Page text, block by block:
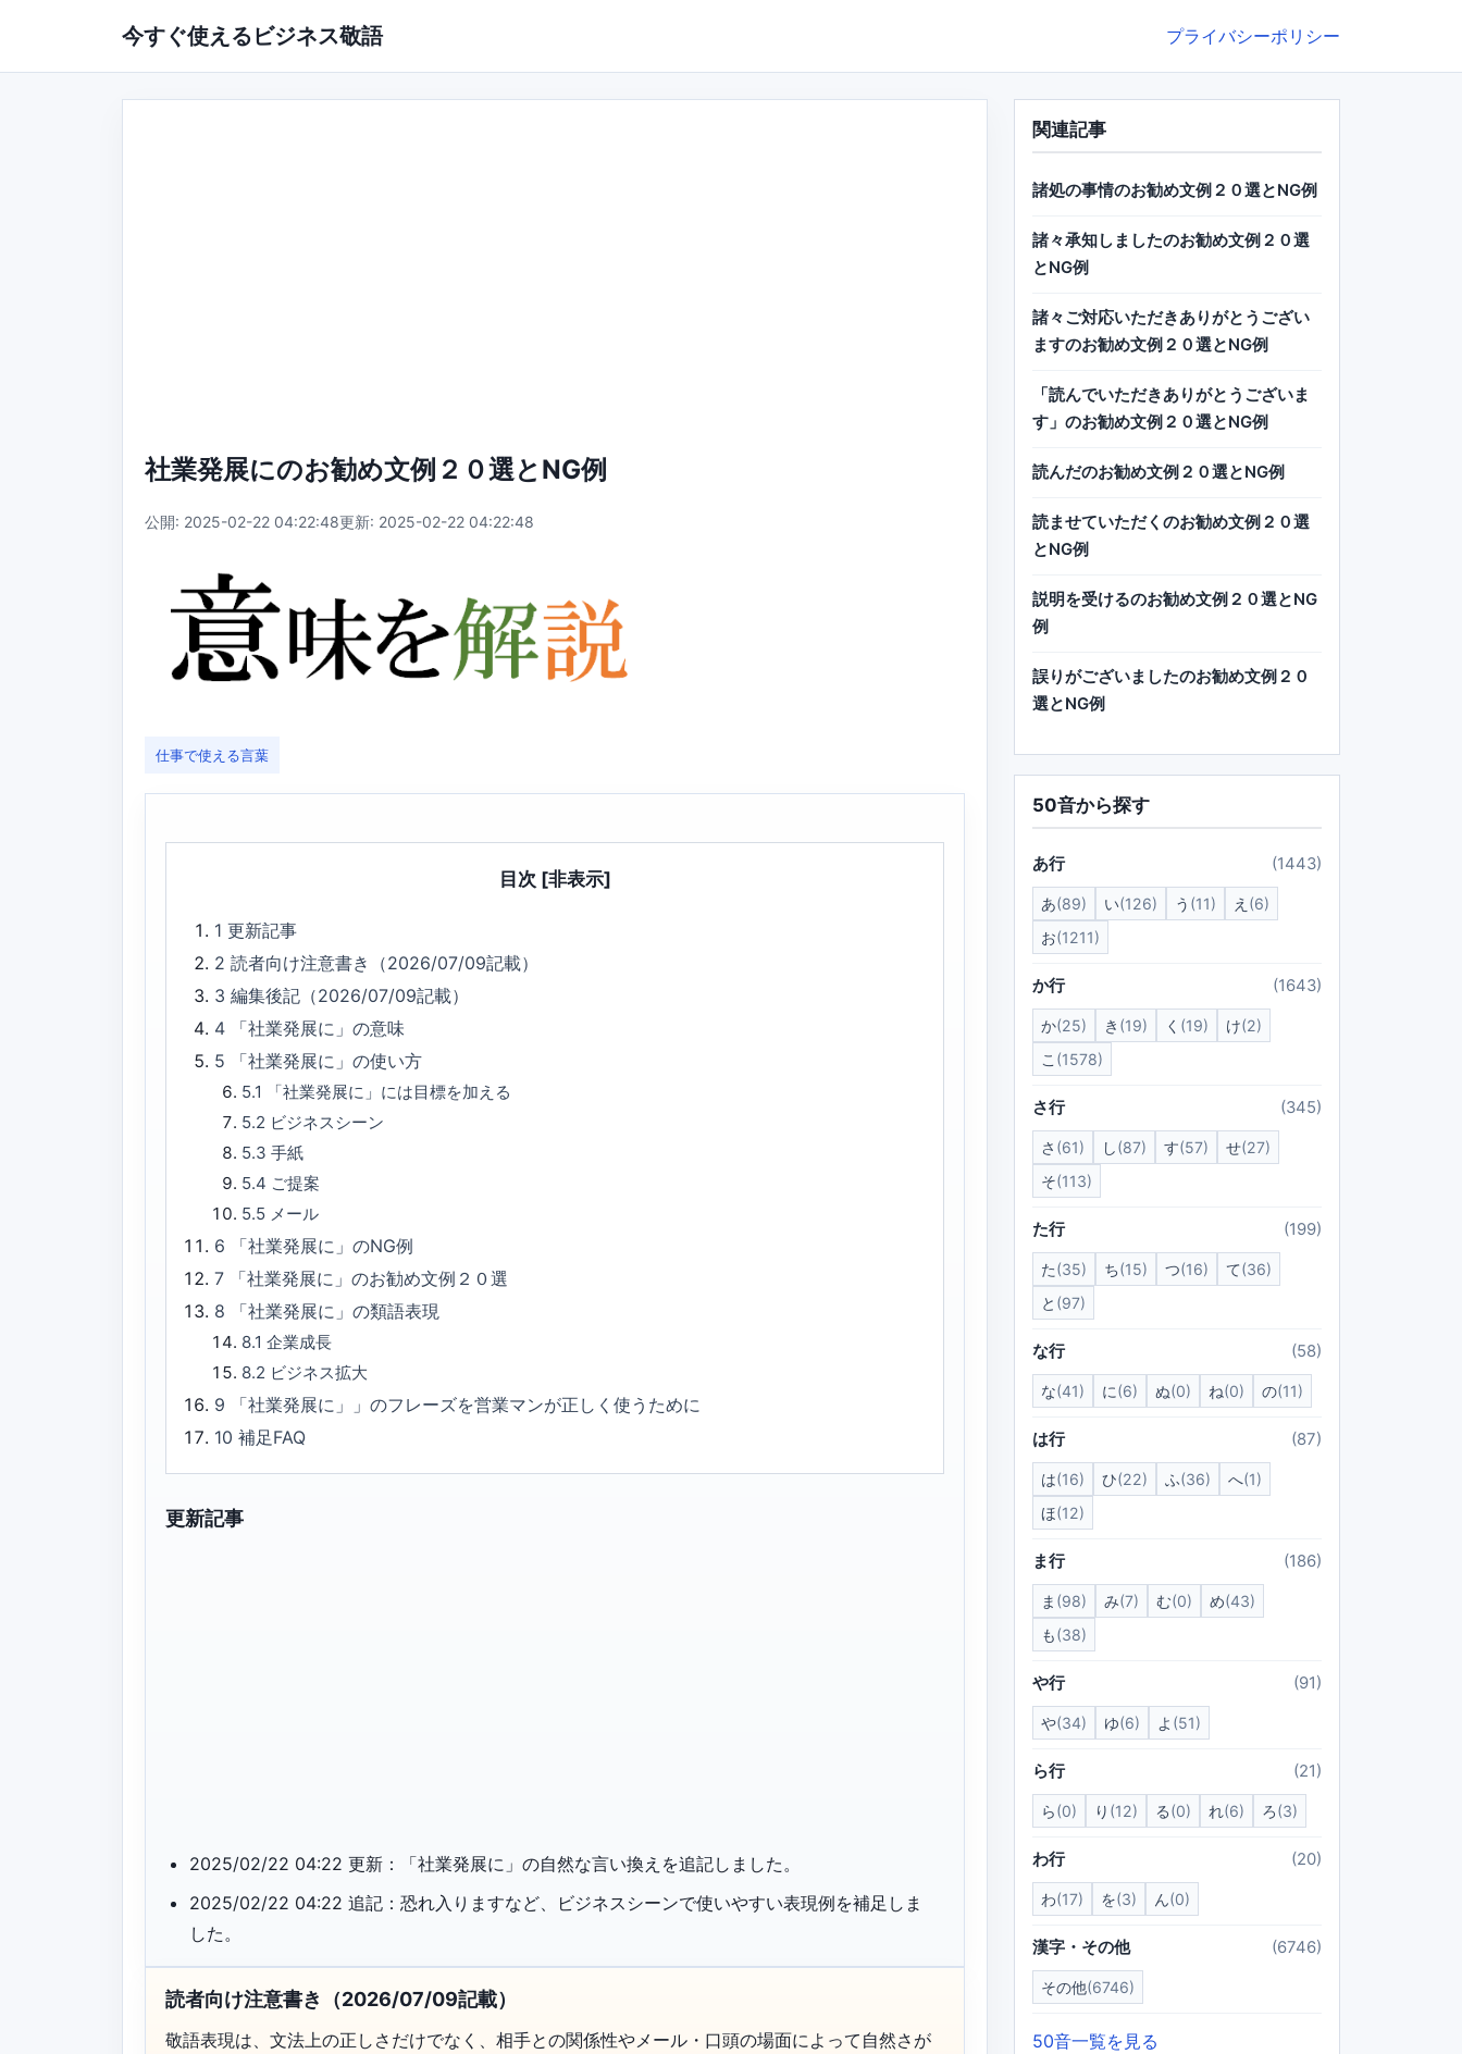
今すぐ使えるビジネス敬語 プライバシーポリシー
社業発展にのお勧め文例２０選とNG例
公開: 2025-02-22 04:22:48更新: 2025-02-22 04:22:48
仕事で使える言葉
目次 [非表示]
1更新記事
2読者向け注意書き（2026/07/09記載）
3編集後記（2026/07/09記載）
4
「社業発展に」の意味
5
「社業発展に」の使い方
5.1
「社業発展に」には目標を加える
5.2 ビジネスシーン
5.3 手紙
5.4 ご提案
5.5 メール
6
「社業発展に」のNG例
7
「社業発展に」のお勧め文例２０選
8
「社業発展に」の類語表現
8.1 企業成長
8.2 ビジネス拡大
9
「社業発展に」」のフレーズを営業マンが正しく使うために
10補足FAQ
更新記事
2025/02/22 04:22 更新：「社業発展に」の自然な言い換えを追記しました。
2025/02/22 04:22 追記：恐れ入りますなど、ビジネスシーンで使いやすい表現例を補足しま
した。
読者向け注意書き（2026/07/09記載）
敬語表現は、文法上の正しさだけでなく、相手との関係性やメール・口頭の場面によって自然さが
関連記事
諸処の事情のお勧め文例２０選とNG例
諸々承知しましたのお勧め文例２０選
とNG例
諸々ご対応いただきありがとうござい
ますのお勧め文例２０選とNG例
「読んでいただきありがとうございま
す」のお勧め文例２０選とNG例
読んだのお勧め文例２０選とNG例
読ませていただくのお勧め文例２０選
とNG例
説明を受けるのお勧め文例２０選とNG
例
誤りがございましたのお勧め文例２０
選とNG例
50音から探す
あ行 (1443)
あ(89) い(126) う (11) え (6)
お(1211)
か行 (1643)
か(25) き (19) く (19) け(2)
こ (1578)
さ行 (345)
さ (61) し(87) す(57) せ(27)
そ(113)
た行 (199)
た(35) ち(15) つ(16) て(36)
と (97)
な行 (58)
な(41) に(6) ぬ(0) ね(0) の(11)
は行 (87)
は(16) ひ(22) ふ(36) へ(1)
ほ(12)
ま行 (186)
ま (98) み(7) む(0) め(43)
も(38)
や行 (91)
や(34) ゆ(6) よ (51)
ら行 (21)
ら(0) り (12) る(0) れ(6) ろ(3)
わ行 (20)
わ(17) を(3) ん(0)
漢字・その他 (6746)
その他(6746)
50音一覧を見る